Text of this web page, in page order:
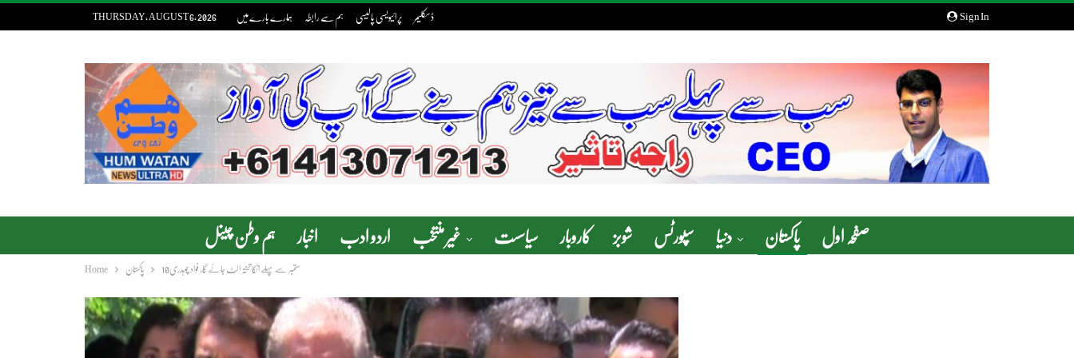
Sign In
THURSDAY, AUGUST 6, 2026 ہمارے بارے میں ہم سے رابطہ پرائیویسی پالیسی ڈسکلیمر
ہم وطن چینل اخبار اردو ادب غیر منتخب سیاسست کاروبار شوبز سپورٹس دنیا پاکستان صفحہ اول
Home پاکستان 10ستمبر سے پہلے انکا تختہ الٹ جائے گا، فواد چوہدری